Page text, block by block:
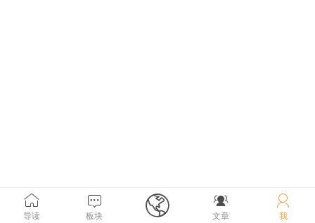

导读

板块  
文章

我